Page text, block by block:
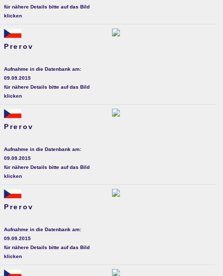
für nähere Details bitte auf das Bild
klicken
Prerov
Aufnahme in die Datenbank am:
09.09.2015
für nähere Details bitte auf das Bild
klicken
Prerov
Aufnahme in die Datenbank am:
09.09.2015
für nähere Details bitte auf das Bild
klicken
Prerov
Aufnahme in die Datenbank am:
09.09.2015
für nähere Details bitte auf das Bild
klicken